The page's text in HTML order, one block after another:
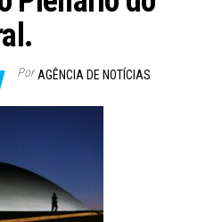
Por AGÊNCIA DE NOTÍCIAS